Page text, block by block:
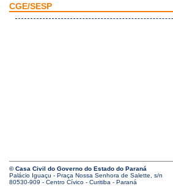
CGE/SESP
© Casa Civil do Governo do Estado do Paraná
Palácio Iguaçu - Praça Nossa Senhora de Salette, s/n
80530-909 - Centro Cívico - Curitiba - Paraná